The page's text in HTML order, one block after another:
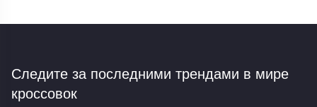
Следите за последними трендами в мире
кроссовок